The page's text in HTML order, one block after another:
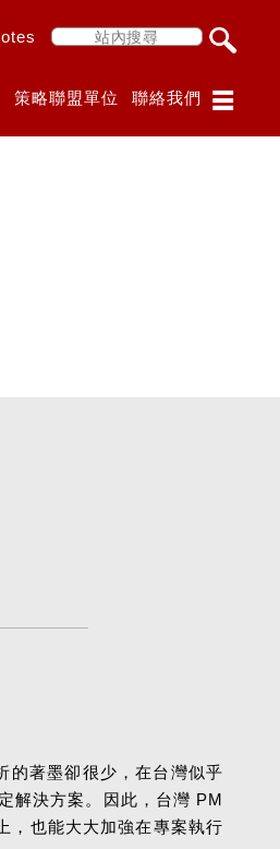
聯絡我們
策略聯盟單位
的著墨卻很少，在台灣似乎
解決方案。因此，台灣 PM
，也能大大加強在專案執行